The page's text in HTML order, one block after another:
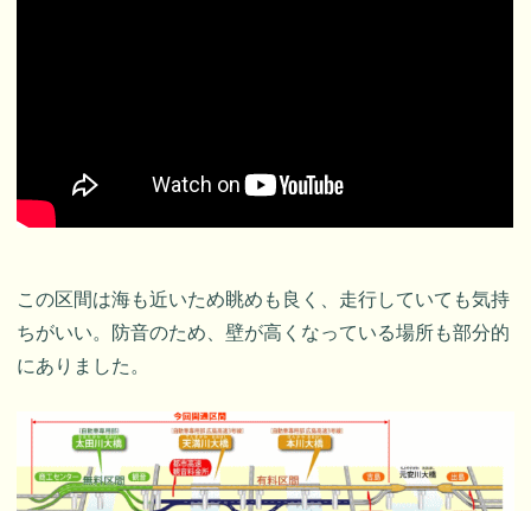
この区間は海も近いため眺めも良く、走行していても気持
ちがいい。防音のため、壁が高くなっている場所も部分的
にありました。